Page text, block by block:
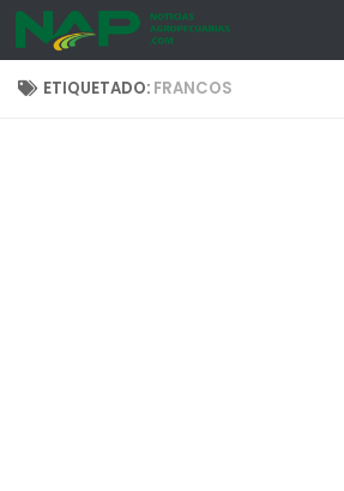
Skip to content
ETIQUETADO: FRANCOS